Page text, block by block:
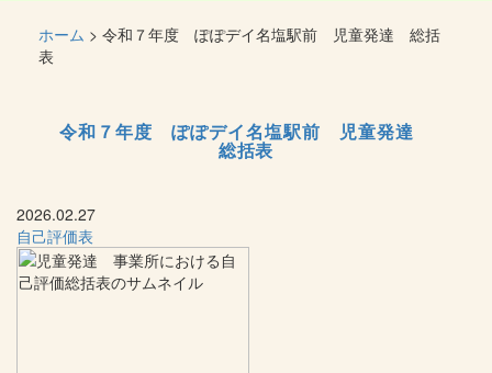
ホーム > 令和７年度 ぽぽデイ名塩駅前 児童発達 総括
表
令和７年度 ぽぽデイ名塩駅前 児童発達
総括表
2026.02.27
自己評価表